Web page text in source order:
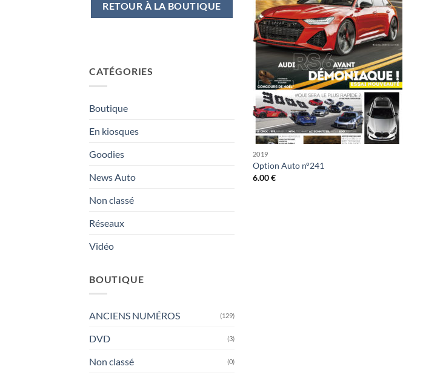
RETOUR À LA BOUTIQUE
CATÉGORIES
Boutique
En kiosques
Goodies
News Auto
Non classé
Réseaux
Vidéo
BOUTIQUE
ANCIENS NUMÉROS (129)
DVD (3)
Non classé (0)
2019
Option Auto n°241
6.00€